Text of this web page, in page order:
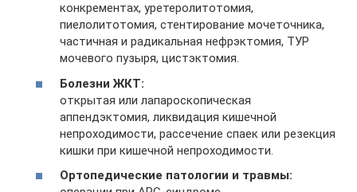
конкрементах, уретеролитотомия,
пиелолитотомия, стентирование мочеточника,
частичная и радикальная нефрэктомия, ТУР
мочевого пузыря, цистэктомия.
Болезни ЖКТ:
открытая или лапароскопическая
аппендэктомия, ликвидация кишечной
непроходимости, рассечение спаек или резекция
кишки при кишечной непроходимости.
Ортопедические патологии и травмы: